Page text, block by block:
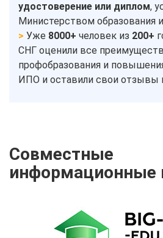
удостоверение или диплом,
Министерством образования
Уже 8000+ человек из 200+
СНГ оценили все
профобразования и
ИПО и оставили свои отзывы
Совместные
информационные